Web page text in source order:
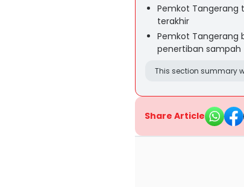
Pemkot Tangerang
terakhir
Pemkot Tangerang
penertiban sampah
This section summary
Share Article